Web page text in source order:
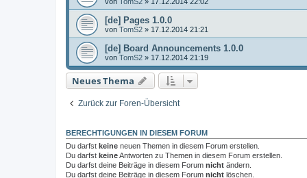
[de] Pages 1.0.0
von TomS2 » 17.12.2014 21:21
[de] Board Announcements 1.0.0
von TomS2 » 17.12.2014 21:19
Neues Thema
Zurück zur Foren-Übersicht
BERECHTIGUNGEN IN DIESEM FORUM
Du darfst keine neuen Themen in diesem Forum erstellen.
Du darfst keineAntworten zu Themen in diesem Forum erstellen.
Du darfst deine Beiträge in diesem Forum nicht ändern.
Du darfst deine Beiträge in diesem Forum nicht löschen.